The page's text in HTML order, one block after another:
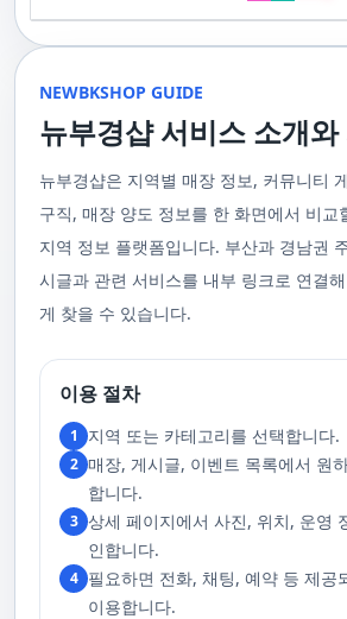
기 위해 부경샵은 계속해서 훌륭한 관리사들을 모
장을 원하실 때는 언제든지 후불제로 예약하실 수
요. 사전에 예약하시면 더욱 쾌적한 부산 러시아
대한 많은 관심 덕분에, 부경샵은 필요한 요구 사항
것들로 정리했어요. 이 가이드라인을 따라주시면,
생기지 않을 거예요. 첫째로, 너무 많은 알코올을
게 좋아요.서비스 당일에는 부경샵과의 원활한 의
서 공중전화나 발신 제한으로는 연락이 어려워요.
거나 예약 없이 나타나지 않는 경우, 앞으로 예약하
가격으로 경험해 보세요.터치 -> 부경샵 홈페이지
부경샵 홈페이지 터치 -> 부경샵앱 다운로드 -
원 코스에 대한 궁금증이 있으시다면, 전화를 통한 상담을 추천드립니다.
부산 일본인 홈케어는 대면 서비스의 특성상, 직접
시면, 부경샵은 그에 최적화된 서비스를 제공하기
다. 언제든지 필요하실 때, 편리한 상담과 지원이
마시고 연락 주세요. 부산 일본인 홈케어 이용 방법에 대해서는, 서비스의
핵심은 바로 고객님의 현재 위치에서 직접 찾아가
등, 자신만의 공간에서 편안한 맞춤형 마사지를 받으
한 마사지 서비스를 제공하기 위해 노력하고 있습
은 고객님들이 긴장을 해소하고 새로운 활력을 얻
하는 것입니다. 또한, 부경샵 한국과 태국, 일본에
능하며, 다른 곳에서 찾아볼 수 없는 독특한 기술
를 자랑합니다. 이러한 품질은 비교할 수 없는 수준입니다. 서
더욱 높이기 위해, 부경샵은 지속적으로 우수한 일
서비스를 경험하실 수 있습니다. 마지막으로 부산
이용하시기 전에, 아래 주의사항을 상세히 확인하
기 바랍니다. 부경샵 서비스에 대한 높은 수요를 감안하여, 이용 요건을 간
소화하여 필수적인 사항으로 명시했습니다. 이 가
비스 이용 중 문제가 발생하지 않을 것입니다. 특히
인해 만취 상태에서는 서비스 이용에 제한을 두고
러한 상태에서는 다음 기회에 이용해 주시길 부탁드립니다. 서비
원활한 의사소통이 이루어질 수 있도록, 저희와의
합니다. 이에 공중전화 사용이나 발신 번호 표시 제
고 있습니다. 또한, 자주 발생하는 예약 취소나 무
우, 향후 서비스 예약에 제약이 생길 수 있음을 알
으로 사용하며, 합리적인 가격으로 부경샵만의 특
정기적으로 받는 마사지입니다.2. 타이 마사지 타
적인 마사지 방법으로, 신체의 스트레칭과 압력 포
균형을 맞추는 데 중점을 둡니다. 이 마사지는 유연
사지는 신체의 긴장을 풀어주고, 스트레스를 감소
서 유래한 마사지 방법으로, 의자에 앉은 상태에서
집에서도 쉽게 즐길 수 있습니다. 이 마사지는 특히
소하는 데 효과적이며, 신체의 전반적인 이완을 도
을 줍니다. 샤이츠 마사지는 짧은 시간에 효과적인
상 속에서 짧은 휴식을 필요로 하는 현대인에게
마사지는 발과 발목을 중심으로 이루어지는 마사
하고 전반적인 피로를 풀어주는 데 중점을 둡니다.
을 개선합니다. 발 마사지는 특히 장시간 서 있거
게 추천되며, 발의 피로 뿐만 아니라 전체적인 신체
적인 영향을 줍니다.부경샵 앱을 통해 부산 남포동
춤형 서비스를 즐길 수 있습니다.출장마사지는
https://bkshop.kr/더욱 새로워진 출장마사지 뉴
https://newbkshop.com/출장마사지 부경샵앱
https://play.google.com/store/apps/details?
울 수 있는 이런 부경샵에서 예약하시는 것을 추천
부산꿀통 디시에서 제공하는 서비스는 여러분에게
사지는 여러분의 체질 개선, 스트레스 해소, 마음의
가져다줍니다. 이와 같이 부산꿀통 디시의 마사지
간을 가질 수 있게 해줍니다. 그리고 이런 부산꿀통
게 예약하고 이용할 수 있게 도와주는 '부경샵' 어
최고의 마사지 어플로 추천받고 있습니다. 복잡한
부산꿀통 디시의 서비스를 이용하려는 분들께 부
립니다.여러분의 건강과 힐링을 위해, 부산꿀통 디
모든 고민과 걱정 속에서 여러분을 위로하고 도와
부산꿀통 디시의 건강한 마사지와 쾌적한 분위기
NEWBKSHOP GUIDE
뉴부경샵 서비스 소개
뉴부경샵은 지역별 매장 정보, 커뮤니티
구직, 매장 양도 정보를 한 화면에서 비교
지역 정보 플랫폼입니다. 부산과 경남권
시글과 관련 서비스를 내부 링크로 연결
게 찾을 수 있습니다.
이용 절차
1 지역 또는 카테고리를 선택합니다.
2 매장, 게시글, 이벤트 목록에서 원
합니다.
3 상세 페이지에서 사진, 위치, 운영
인합니다.
4 필요하면 전화, 채팅, 예약 등 제공
이용합니다.